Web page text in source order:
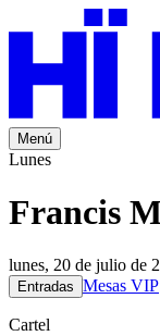
Menú
Lunes
Francis
lunes, 20 de julio de
Entradas Mesas VIP
Cartel